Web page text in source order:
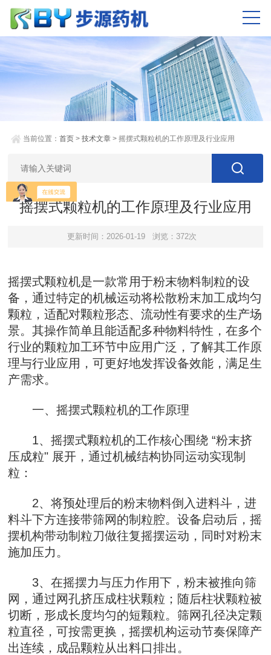
当前位置：首页 >技术文章 > 摇摆式颗粒机的工作原理及行业应用
摇摆式颗粒机的工作原理及行业应用
更新时间：2026-01-19 浏览：372次
摇摆式颗粒机是一款常用于粉末物料制粒的设
备，通过特定的机械运动将松散粉末加工成均匀
颗粒，适配对颗粒形态、流动性有要求的生产场
景。其操作简单且能适配多种物料特性，在多个
行业的颗粒加工环节中应用广泛，了解其工作原
理与行业应用，可更好地发挥设备效能，满足生
产需求。
一、摇摆式颗粒机的工作原理
1、摇摆式颗粒机的工作核心围绕 “粉末挤
压成粒" 展开，通过机械结构协同运动实现制
粒：
2、将预处理后的粉末物料倒入进料斗，进
料斗下方连接带筛网的制粒腔。设备启动后，摇
摆机构带动制粒刀做往复摇摆运动，同时对粉末
施加压力。
3、在摇摆力与压力作用下，粉末被推向筛
网，通过网孔挤压成柱状颗粒；随后柱状颗粒被
切断，形成长度均匀的短颗粒。筛网孔径决定颗
粒直径，可按需更换，摇摆机构运动节奏保障产
出连续，成品颗粒从出料口排出。